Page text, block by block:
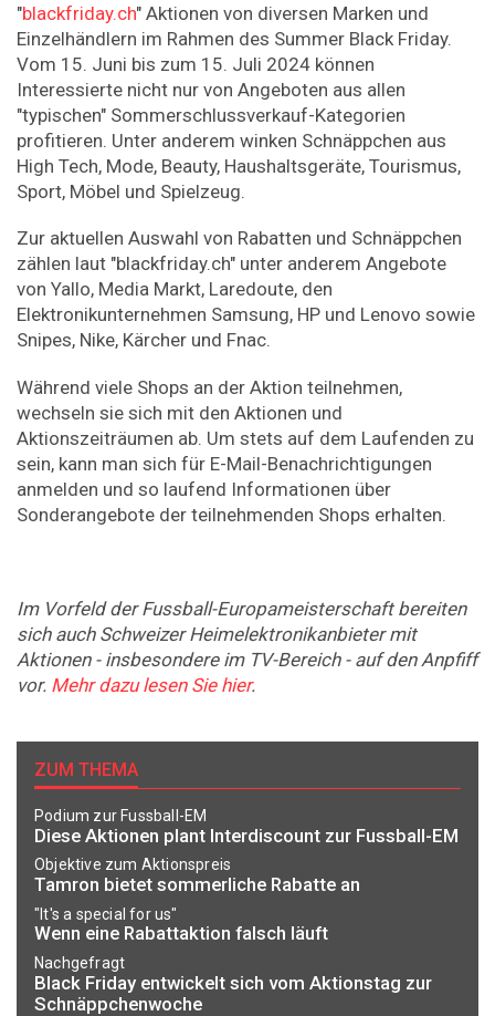
"blackfriday.ch" Aktionen von diversen Marken und
Einzelhändlern im Rahmen des Summer Black Friday.
Vom 15. Juni bis zum 15. Juli 2024 können
Interessierte nicht nur von Angeboten aus allen
"typischen" Sommerschlussverkauf-Kategorien
profitieren. Unter anderem winken Schnäppchen aus
High Tech, Mode, Beauty, Haushaltsgeräte, Tourismus,
Sport, Möbel und Spielzeug.
Zur aktuellen Auswahl von Rabatten und Schnäppchen
zählen laut "blackfriday.ch" unter anderem Angebote
von Yallo, Media Markt, Laredoute, den
Elektronikunternehmen Samsung, HP und Lenovo sowie
Snipes, Nike, Kärcher und Fnac.
Während viele Shops an der Aktion teilnehmen,
wechseln sie sich mit den Aktionen und
Aktionszeiträumen ab. Um stets auf dem Laufenden zu
sein, kann man sich für E-Mail-Benachrichtigungen
anmelden und so laufend Informationen über
Sonderangebote der teilnehmenden Shops erhalten.
Im Vorfeld der Fussball-Europameisterschaft bereiten
sich auch Schweizer Heimelektronikanbieter mit
Aktionen - insbesondere im TV-Bereich - auf den Anpfiff
vor. Mehr dazu lesen Sie hier.
ZUM THEMA
Podium zur Fussball-EM
Diese Aktionen plant Interdiscount zur Fussball-EM
Objektive zum Aktionspreis
Tamron bietet sommerliche Rabatte an
"It's a special for us"
Wenn eine Rabattaktion falsch läuft
Nachgefragt
Black Friday entwickelt sich vom Aktionstag zur
Schnäppchenwoche